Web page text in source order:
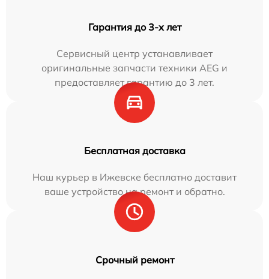
Гарантия до 3-х лет
Сервисный центр устанавливает
оригинальные запчасти техники AEG и
предоставляет гарантию до 3 лет.
Бесплатная доставка
Наш курьер в Ижевске бесплатно доставит
ваше устройство на ремонт и обратно.
Срочный ремонт